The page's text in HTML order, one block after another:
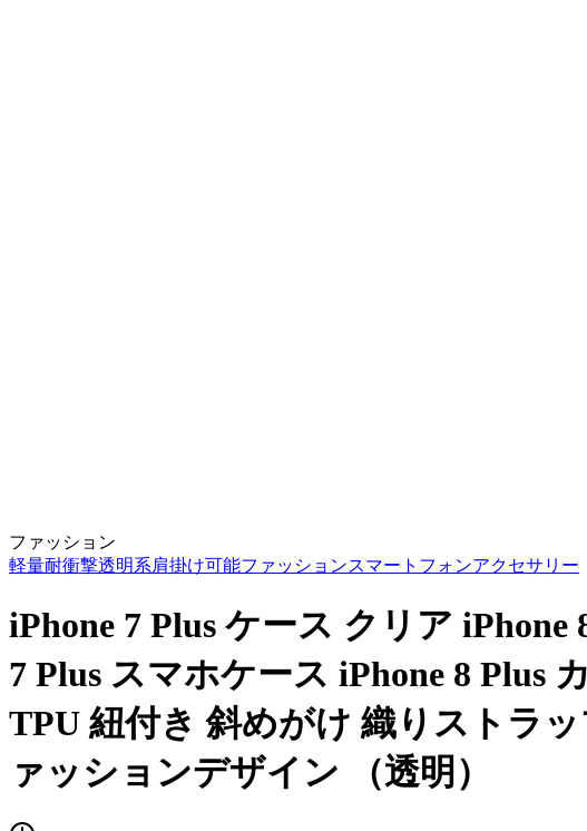
ファッション
軽量耐衝撃透明系肩掛け可能ファッションスマートフォンアクセサリー
iPhone 7 Plus ケース クリア
7 Plus スマホケース iPhone 8 Plus
TPU 紐付き 斜めがけ 織りストラ
ァッションデザイン （透明）